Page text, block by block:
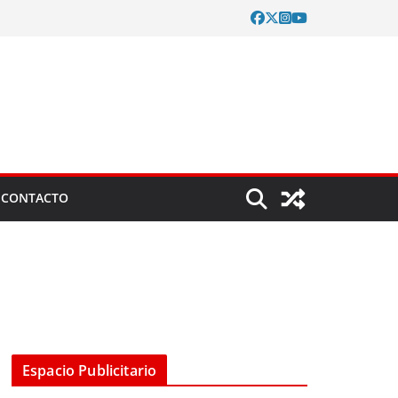
CONTACTO
Espacio Publicitario